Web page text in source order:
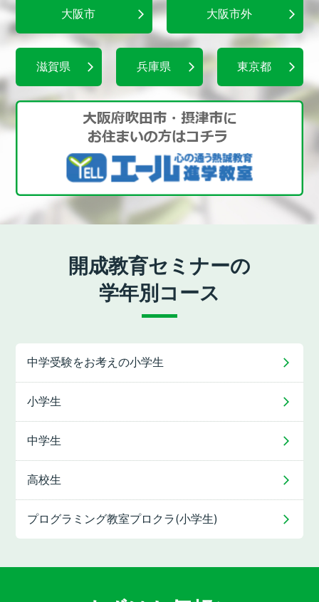
大阪市 大阪市外
滋賀県 兵庫県 東京都
開成教育セミナーの
学年別コース
中学受験をお考えの小学生
小学生
中学生
高校生
プログラミング教室プロクラ(小学生)